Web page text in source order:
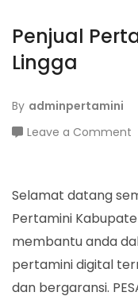
Penjual
Lingga
By adminpertamini
Leave a Comment
Selamat datang
Pertamini
membantu anda
pertamini digital
dan bergaransi.